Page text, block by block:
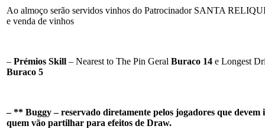
Ao almoço serão servidos vinhos do Patrocinador SANTA
e venda de vinhos
– Prémios Skill – Nearest to The Pin Geral Buraco 14 e Longest
Buraco 5
– ** Buggy – reservado diretamente pelos jogadores que
quem vão partilhar para efeitos de Draw.